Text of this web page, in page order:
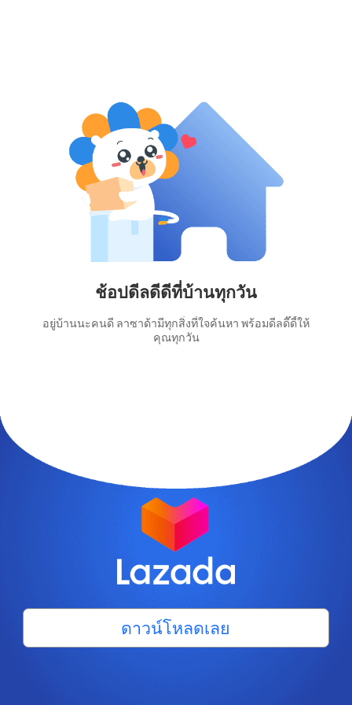
ช้อปดีลดีดีที่บ้านทุกวัน
อยู่บ้านนะคนดี ลาซาด้ามีทุกสิ่งที่ใจค้นหา พร้อมดีลดี๊ดี้ให้
คุณทุกวัน
ดาวน์โหลดเลย